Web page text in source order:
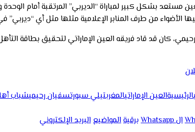
مستعد بشكل كبير لمباراة “الديربي” المرتقبة أمام
الأضواء من طرف المنابر الإعلامية مثلها مثل أي “ديربي”
كان قد قاد فريقه العين الإماراتي لتحقيق بطاقة
الرئيسيةالعين الإماراتيالمغربتيلي سبورتسفيان رحيميشباب
ال Whatsapp برقيةالمواضيع البريد الإلكتروني